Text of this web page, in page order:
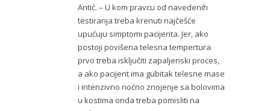
Antić. – U kom pravcu od navedenih
testiranja treba krenuti najčešće
upućuju simptomi pacijenta. Jer, ako
postoji povišena telesna tempertura
prvo treba isključiti zapaljenski proces,
a ako pacijent ima gubitak telesne mase
i intenzivno noćno znojenje sa bolovima
u kostima onda treba pomisliti na